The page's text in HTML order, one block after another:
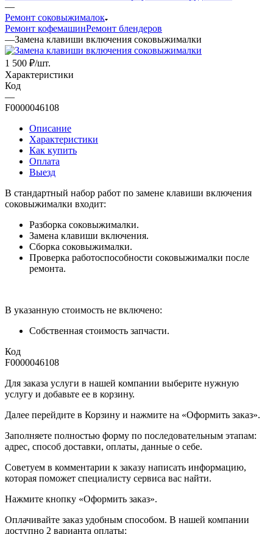
—
Ремонт соковыжималок
Ремонт кофемашинРемонт блендеров
—Замена клавиши включения соковыжималки
1 500 ₽/шт.
Характеристики
Код
—
F0000046108
Описание
Характеристики
Как купить
Оплата
Выезд
В стандартный набор работ по замене клавиши включения
соковыжималки входит:
Разборка соковыжималки.
Замена клавиши включения.
Сборка соковыжималки.
Проверка работоспособности соковыжималки после
ремонта.
В указанную стоимость не включено:
Собственная стоимость запчасти.
Код
F0000046108
Для заказа услуги в нашей компании выберите нужную
услугу и добавьте ее в корзину.
Далее перейдите в Корзину и нажмите на «Оформить заказ».
​​​​​​​Заполняете полностью форму по последовательным этапам:
адрес, способ доставки, оплаты, данные о себе.
​​​​​​​Советуем в комментарии к заказу написать информацию,
которая поможет специалисту сервиса вас найти.
​​​​​​​Нажмите кнопку «Оформить заказ».
Оплачивайте заказ удобным способом. В нашей компании
доступно 2 варианта оплаты: